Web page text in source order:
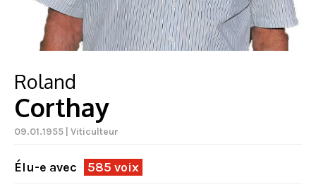
Roland
Corthay
09.01.1955 | Viticulteur
Élu-e avec 585 voix